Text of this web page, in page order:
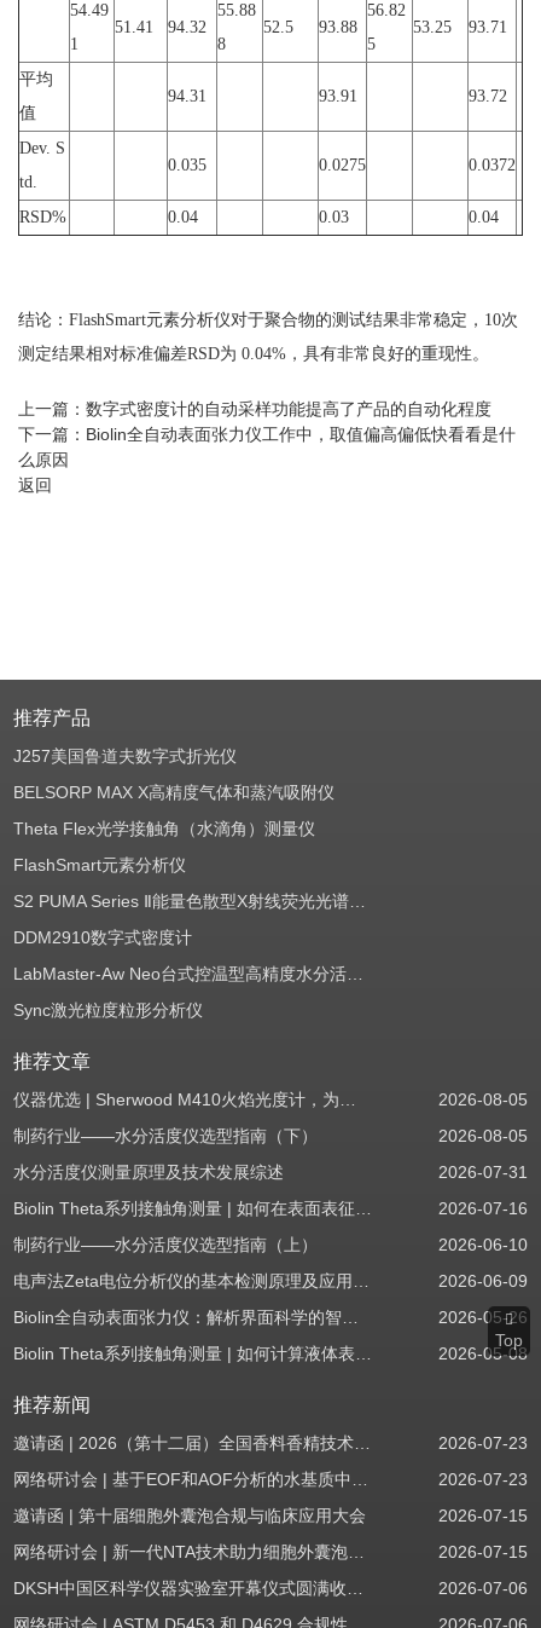
54.49
1
51.41 94.32
55.88
8
52.5 93.88
56.82
5
53.25 93.71
平均
值
94.31 93.91 93.72
Dev. S
td.
0.035 0.0275 0.0372
RSD% 0.04 0.03 0.04
结论：FlashSmart元素分析仪对于聚合物的测试结果非常稳定，10次
测定结果相对标准偏差RSD为 0.04%，具有非常良好的重现性。
上一篇： 数字式密度计的自动采样功能提高了产品的自动化程度
下一篇： Biolin全自动表面张力仪工作中，取值偏高偏低快看看是什
么原因
返回
推荐产品
J257美国鲁道夫数字式折光仪
BELSORP MAX X高精度气体和蒸汽吸附仪
Theta Flex光学接触角（水滴角）测量仪
FlashSmart元素分析仪
S2 PUMA Series Ⅱ能量色散型X射线荧光光谱仪（EDXRF）
DDM2910数字式密度计
LabMaster-Aw Neo台式控温型高精度水分活度测定仪
Sync激光粒度粒形分析仪
推荐文章
仪器优选 | Sherwood M410火焰光度计，为用户检测提供值得信赖的基准方案
2026-08-05
制药行业——水分活度仪选型指南（下）
2026-08-05
水分活度仪测量原理及技术发展综述
2026-07-31
Biolin Theta系列接触角测量 | 如何在表面表征应用中使用接触角：后退角
2026-07-16
制药行业——水分活度仪选型指南（上）
2026-06-10
电声法Zeta电位分析仪的基本检测原理及应用场景
2026-06-09
Biolin全自动表面张力仪：解析界面科学的智能之眼
2026-05-26
Biolin Theta系列接触角测量 | 如何计算液体表面张力分量
2026-05-08
推荐新闻
邀请函 | 2026（第十二届）全国香料香精技术交流年会
2026-07-23
网络研讨会 | 基于EOF和AOF分析的水基质中PFAS筛查
2026-07-23
邀请函 | 第十届细胞外囊泡合规与临床应用大会
2026-07-15
网络研讨会 | 新一代NTA技术助力细胞外囊泡质量评估与工艺开发
2026-07-15
DKSH中国区科学仪器实验室开幕仪式圆满收官！
2026-07-06
Top